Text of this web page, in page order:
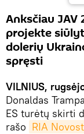
Anksčiau
projekte
dolerių
spręsti
VILNIUS,
Donaldas
ES turėtų skirti
rašo RIA